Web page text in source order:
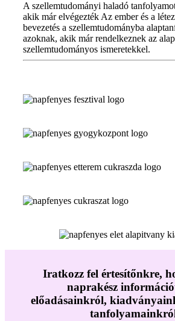
A szellemtudományi haladó
akik már elvégezték Az ember és a
bevezetés a szellemtudományba
azoknak, akik már rendelkeznek az
szellemtudományos ismeretekkel.
Iratkozz fel értesítőnkre,
naprakész
előadásainkról,